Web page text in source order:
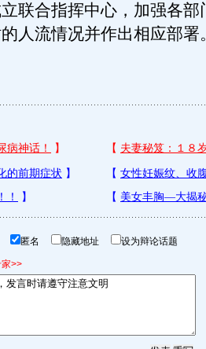
联合指挥中心，加强各部
人流情况并作出相应部署
匿名 隐藏地址 设为辩论话题
>>